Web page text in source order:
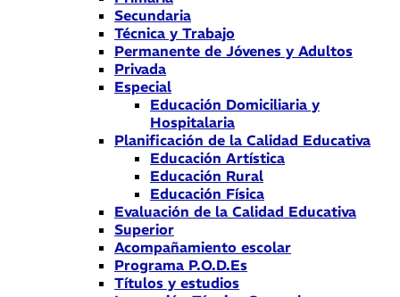
Secundaria
Técnica y Trabajo
Permanente de Jóvenes y Adultos
Privada
Especial
Educación Domiciliaria y
Hospitalaria
Planificación de la Calidad Educativa
Educación Artística
Educación Rural
Educación Física
Evaluación de la Calidad Educativa
Superior
Acompañamiento escolar
Programa P.O.D.Es
Títulos y estudios